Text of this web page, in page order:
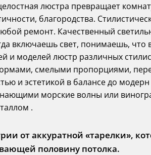
люстра превращает
благородства.
ремонт. Качественный
включаешь свет, понимаешь,
и моделей люстр различных
смелыми пропорциями,
и эстетикой в балансе до
морские волны или
.
от аккуратной «тарелки»,
половину потолка.